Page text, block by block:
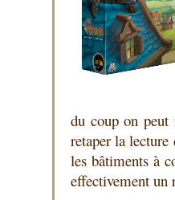
du coup on peut
retaper la
les bâtiments à
effectivement un